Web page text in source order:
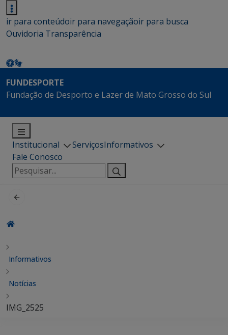
ir para conteúdoir para navegaçãoir para busca
Ouvidoria Transparência
FUNDESPORTE
Fundação de Desporto e Lazer de Mato Grosso do Sul
Institucional ServiçosInformativos
Fale Conosco
Pesquisar
por:
Informativos
Notícias
IMG_2525